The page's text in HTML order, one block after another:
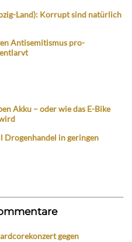
Land): Korrupt sind natürlich
Antisemitismus pro-
Akku – oder wie das E-Bike
in geringen
gegen